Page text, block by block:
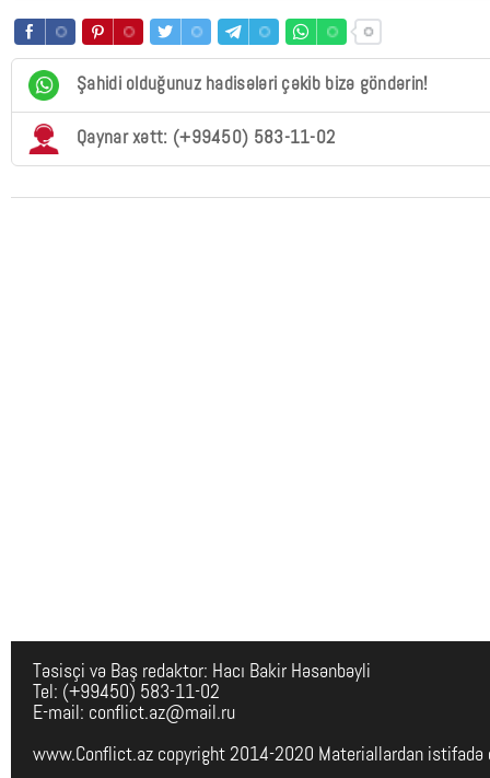
Şahidi olduğunuz hadisələri çəkib bizə göndərin!
Qaynar xətt: (+99450) 583-11-02
Təsisçi və Baş redaktor: Hacı Bakir Həsənbəyli
Tel: (+99450) 583-11-02
E-mail: conflict.az@mail.ru
www.Conflict.az copyright 2014-2020 Materiallardan istifadə